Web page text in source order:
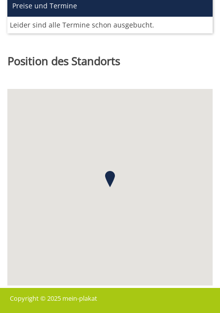
Preise und Termine
Leider sind alle Termine schon ausgebucht.
Position des Standorts
Copyright © 2025 mein-plakat